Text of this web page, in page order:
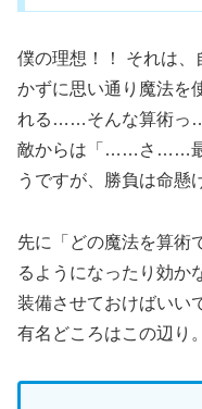
僕の理想！！ それは
かずに思い通り魔法を
れる……そんな算術っ
敵からは「……さ……
うですが、勝負は命懸
先に「どの魔法を算術
るようになったり効か
装備させておけばいい
有名どころはこの辺り。